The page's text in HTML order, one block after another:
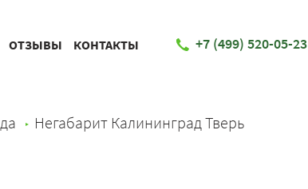
ОТЗЫВЫ КОНТАКТЫ +7 (499) 520-05-23
Негабарит Калининград Тверь